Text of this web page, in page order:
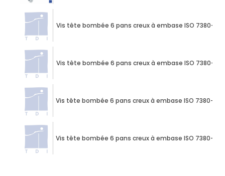
Vis tête bombée 6 pans creux à embase ISO 7380-2
Vis tête bombée 6 pans creux à embase ISO 7380-2
Vis tête bombée 6 pans creux à embase ISO 7380-2
Vis tête bombée 6 pans creux à embase ISO 7380-2